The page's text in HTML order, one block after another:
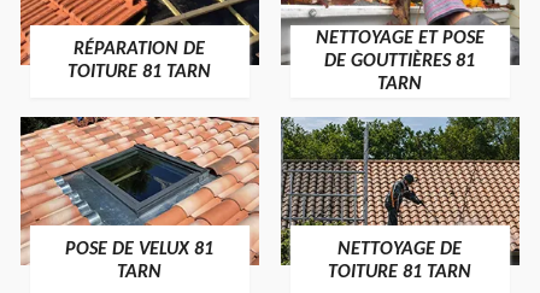
RÉPARATION DE
TOITURE 81 TARN
NETTOYAGE ET POSE
DE GOUTTIÈRES 81
TARN
POSE DE VELUX 81
TARN
NETTOYAGE DE
TOITURE 81 TARN